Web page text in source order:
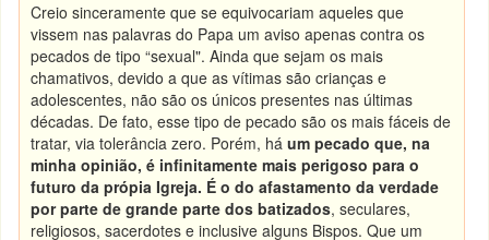
Creio sinceramente que se equivocariam aqueles que
vissem nas palavras do Papa um aviso apenas contra os
pecados de tipo “sexual". Ainda que sejam os mais
chamativos, devido a que as vítimas são crianças e
adolescentes, não são os únicos presentes nas últimas
décadas. De fato, esse tipo de pecado são os mais fáceis de
tratar, via tolerância zero. Porém, há um pecado que, na
minha opinião, é infinitamente mais perigoso para o
futuro da própia Igreja. É o do afastamento da verdade
por parte de grande parte dos batizados, seculares,
religiosos, sacerdotes e inclusive alguns Bispos. Que um